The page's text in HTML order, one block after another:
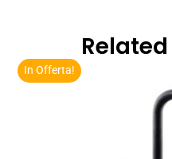
In Offerta!